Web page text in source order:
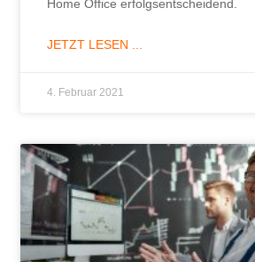
Home Office erfolgsentscheidend.
JETZT LESEN ...
4. Februar 2021